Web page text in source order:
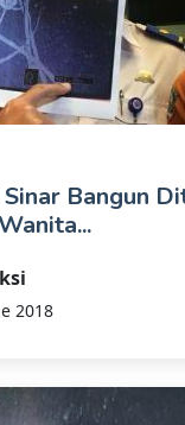
Bangun
2018